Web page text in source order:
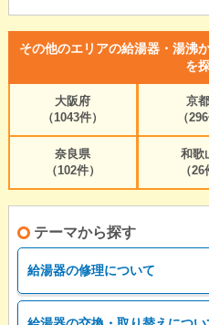
その他のエリアの給湯器・湯沸
を
大阪府
（1043件）
京
（
奈良県
（102件）
和歌
（26
テーマから探す
給湯器の修理について